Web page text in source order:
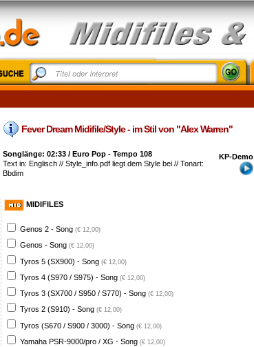
Fever Dream Midifile/Style - im Stil von "Alex Warren"
Songlänge: 02:33 / Euro Pop - Tempo 108
Text in: Englisch // Style_info.pdf liegt dem Style bei // Tonart:
Bbdim
KP-Demo
MIDIFILES
Genos 2 - Song (€ 12,00)
Genos - Song (€ 12,00)
Tyros 5 (SX900) - Song (€ 12,00)
Tyros 4 (S970 / S975) - Song (€ 12,00)
Tyros 3 (SX700 / S950 / S770) - Song (€ 12,00)
Tyros 2 (S910) - Song (€ 12,00)
Tyros (S670 / S900 / 3000) - Song (€ 12,00)
Yamaha PSR-9000/pro / XG - Song (€ 12,00)